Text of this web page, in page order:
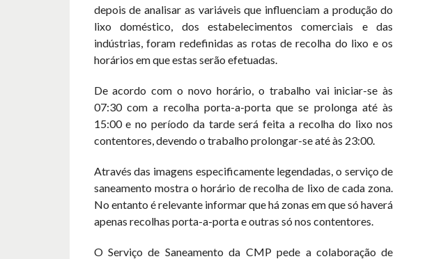
depois de analisar as variáveis que influenciam a produção do
lixo doméstico, dos estabelecimentos comerciais e das
indústrias, foram redefinidas as rotas de recolha do lixo e os
horários em que estas serão efetuadas.
De acordo com o novo horário, o trabalho vai iniciar-se às
07:30 com a recolha porta-a-porta que se prolonga até às
15:00 e no período da tarde será feita a recolha do lixo nos
contentores, devendo o trabalho prolongar-se até às 23:00.
Através das imagens especificamente legendadas, o serviço de
saneamento mostra o horário de recolha de lixo de cada zona.
No entanto é relevante informar que há zonas em que só haverá
apenas recolhas porta-a-porta e outras só nos contentores.
O Serviço de Saneamento da CMP pede a colaboração de